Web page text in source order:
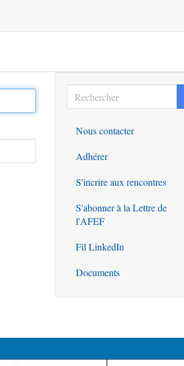
Rechercher
Rechercher
Outils
Nous contacter
Adhérer
S'incrire aux rencontres
S'abonner à la Lettre de
l'AFEF
Fil LinkedIn
Documents